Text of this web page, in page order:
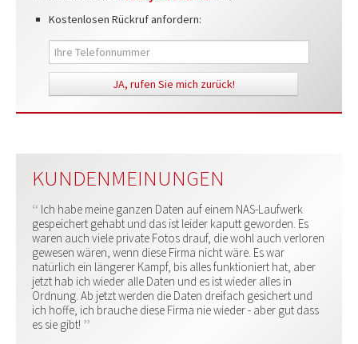
Kostenlosen Rückruf anfordern:
KUNDENMEINUNGEN
Ich habe meine ganzen Daten auf einem NAS-Laufwerk
gespeichert gehabt und das ist leider kaputt geworden. Es
waren auch viele private Fotos drauf, die wohl auch verloren
gewesen wären, wenn diese Firma nicht wäre. Es war
natürlich ein längerer Kampf, bis alles funktioniert hat, aber
jetzt hab ich wieder alle Daten und es ist wieder alles in
Ordnung. Ab jetzt werden die Daten dreifach gesichert und
ich hoffe, ich brauche diese Firma nie wieder - aber gut dass
es sie gibt!